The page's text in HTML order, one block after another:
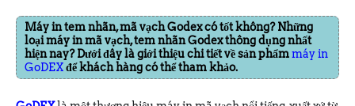
Máy in tem nhãn, mã vạch Godex có tốt không? Những
loại máy in mã vạch, tem nhãn Godex thông dụng nhất
hiện nay? Dưới đây là giới thiệu chi tiết về sản phẩmmáy in
GoDEXđể khách hàng có thể tham khảo.